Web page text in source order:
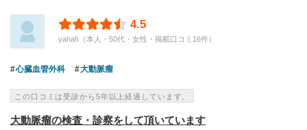
4.5
yahah（本人・50代・女性・掲載口コミ16件）
心臓血管外科 大動脈瘤
この口コミは受診から5年以上経過しています。
大動脈瘤の検査・診察をして頂いています